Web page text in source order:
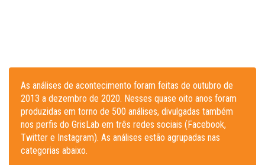
As análises de acontecimento foram feitas de outubro de
2013 a dezembro de 2020. Nesses quase oito anos foram
produzidas em torno de 500 análises, divulgadas também
nos perfis do GrisLab em três redes sociais (Facebook,
Twitter e Instagram). As análises estão agrupadas nas
categorias abaixo.